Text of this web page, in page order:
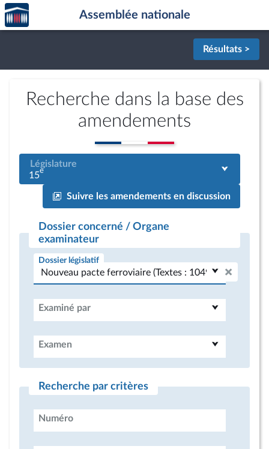
Aller au contenu
Aller en bas de la page
Accèder
à la
page
Assemblée nationale
Résultats >
Recherche dans la base des
amendements
Législature
15e
Suivre les amendements en discussion
Dossier concerné / Organe
examinateur
Dossier législatif
Examiné par
Examen
Recherche par critères
Numéro